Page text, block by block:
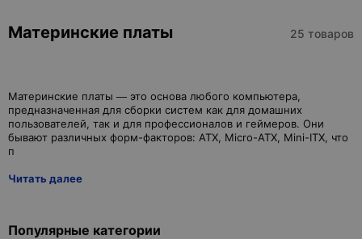
Материнские платы 25 товаров
Материнские платы — это основа любого компьютера,
предназначенная для сборки систем как для домашних
пользователей, так и для профессионалов и геймеров. Они
бывают различных форм-факторов: ATX, Micro-ATX, Mini-ITX, что
Читать далее
Популярные категории